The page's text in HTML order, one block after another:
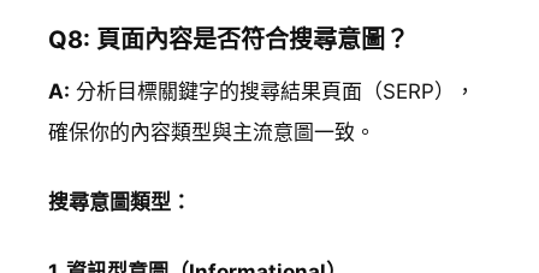
Q8: 頁面內容是否符合搜尋意圖？
A: 分析目標關鍵字的搜尋結果頁面（SERP），
確保你的內容類型與主流意圖一致。
搜尋意圖類型：